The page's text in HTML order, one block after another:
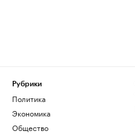
Рубрики
Политика
Экономика
Общество